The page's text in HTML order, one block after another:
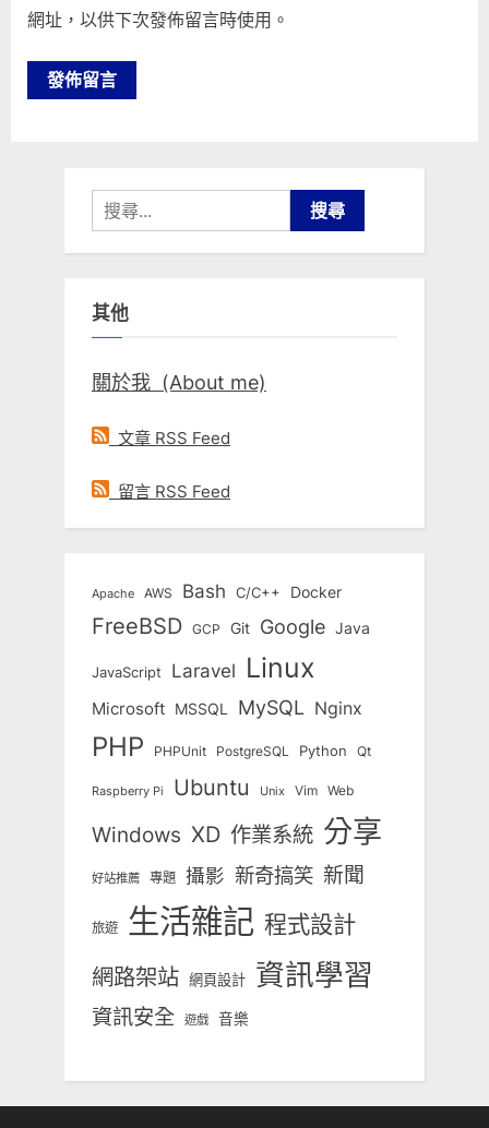
網址，以供下次發佈留言時使用。
搜
尋
關
字:
其他
關於我 (About me)
文章 RSS Feed
留言 RSS Feed
Apache AWS Bash C/C++ Docker
FreeBSD GCP Git Google Java
JavaScript Laravel Linux
Microsoft MSSQL MySQL Nginx
PHP PHPUnit PostgreSQL Python Qt
Raspberry Pi Ubuntu Unix Vim Web
Windows XD 作業系統 分享
好站推薦 專題 攝影 新奇搞笑 新聞
旅遊 生活雜記 程式設計
網路架站 網頁設計 資訊學習
資訊安全 遊戲 音樂